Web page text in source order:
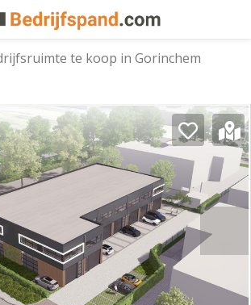
te koop in Gorinchem